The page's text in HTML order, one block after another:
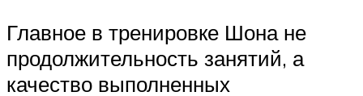
Главное в тренировке Шона не
продолжительность занятий, а
качество выполненных